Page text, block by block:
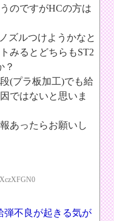
のですがHCの方は
ズルつけようかなと
みるとどちらもST2
？
(プラ板加工)でも給
ではないと思いま
あったらお願いし
弾不良が起きる気が